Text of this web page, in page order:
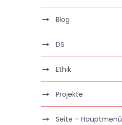
Blog
DS
Ethik
Projekte
Seite – Hauptmenü